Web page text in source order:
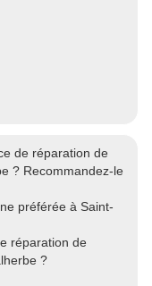
de réparation de
? Recommandez-le
préférée à Saint-
réparation de
?